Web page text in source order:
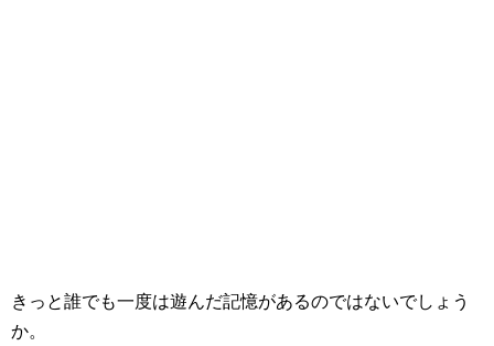
きっと誰でも一度は遊んだ記憶があるのではないでしょう
か。